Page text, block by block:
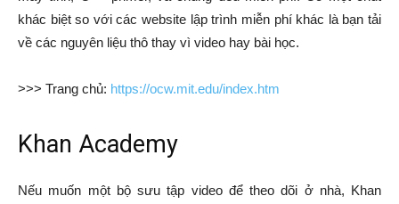
khác biệt so với các website lập trình miễn phí khác là bạn tải
về các nguyên liệu thô thay vì video hay bài học.
>>> Trang chủ: https://ocw.mit.edu/index.htm
Khan Academy
Nếu muốn một bộ sưu tập video để theo dõi ở nhà, Khan